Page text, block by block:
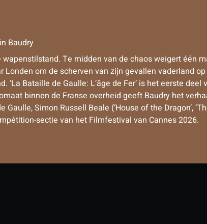
Baudry
Te midden van de chaos weigert één
om de scherven van zijn gevallen vaderland
Bataille de Gaulle: L’âge de Fer’ is het eerste
binnen de Franse overheid geeft Baudry het
Simon Russell Beale (‘House of the Dragon’,
sectie van het Filmfestival van Cannes 2026.